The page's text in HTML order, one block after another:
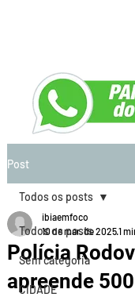
Post
Todos os posts
Sem categoria
CIDADE
Todos os posts
Polícia
apreende
ibiaemfoco
10 de mar. de 20251